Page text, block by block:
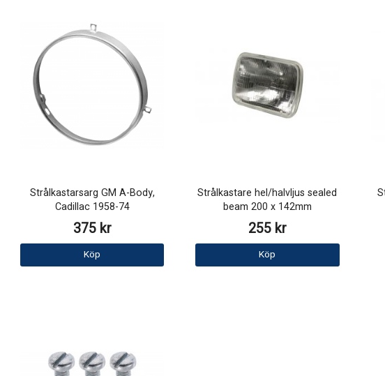
Strålkastarsarg GM A-Body,
Cadillac 1958-74
375 kr
Köp
Strålkastare hel/halvljus sealed
beam 200 x 142mm
255 kr
Köp